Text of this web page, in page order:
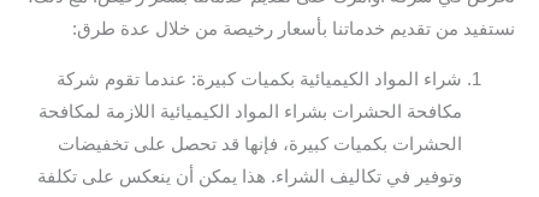
نستفيد من تقديم خدماتنا بأسعار رخيصة من خلال عدة طرق:
شراء المواد الكيميائية بكميات كبيرة: عندما تقوم شركة
مكافحة الحشرات بشراء المواد الكيميائية اللازمة لمكافحة
الحشرات بكميات كبيرة، فإنها قد تحصل على تخفيضات
وتوفير في تكاليف الشراء. هذا يمكن أن ينعكس على تكلفة